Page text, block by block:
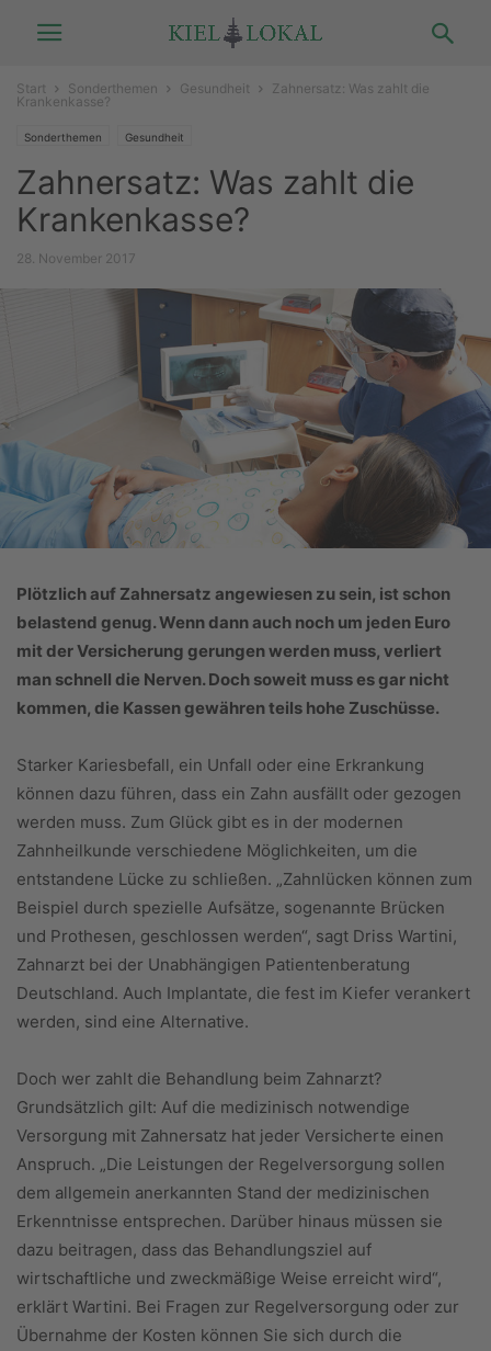
Start Sonderthemen Gesundheit
Zahnersatz: Was zahlt die
Krankenkasse?
Sonderthemen Gesundheit
Zahnersatz: Was zahlt die
Krankenkasse?
28. November 2017
Plötzlich auf Zahnersatz angewiesen zu sein, ist schon
belastend genug. Wenn dann auch noch um jeden Euro
mit der Versicherung gerungen werden muss, verliert
man schnell die Nerven. Doch soweit muss es gar nicht
kommen, die Kassen gewähren teils hohe Zuschüsse.
Starker Kariesbefall, ein Unfall oder eine Erkrankung
können dazu führen, dass ein Zahn ausfällt oder gezogen
werden muss. Zum Glück gibt es in der modernen
Zahnheilkunde verschiedene Möglichkeiten, um die
entstandene Lücke zu schließen. „Zahnlücken können zum
Beispiel durch spezielle Aufsätze, sogenannte Brücken
und Prothesen, geschlossen werden“, sagt Driss Wartini,
Zahnarzt bei der Unabhängigen Patientenberatung
Deutschland. Auch Implantate, die fest im Kiefer verankert
werden, sind eine Alternative.
Doch wer zahlt die Behandlung beim Zahnarzt?
Grundsätzlich gilt: Auf die medizinisch notwendige
Versorgung mit Zahnersatz hat jeder Versicherte einen
Anspruch. „Die Leistungen der Regelversorgung sollen
dem allgemein anerkannten Stand der medizinischen
Erkenntnisse entsprechen. Darüber hinaus müssen sie
dazu beitragen, dass das Behandlungsziel auf
wirtschaftliche und zweckmäßige Weise erreicht wird“,
erklärt Wartini. Bei Fragen zur Regelversorgung oder zur
Übernahme der Kosten können Sie sich durch die